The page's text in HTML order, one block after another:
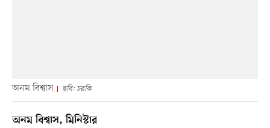
অনম বিশ্বাস ছবি: চরকি
অনম বিশ্বাস, মিনিস্টার